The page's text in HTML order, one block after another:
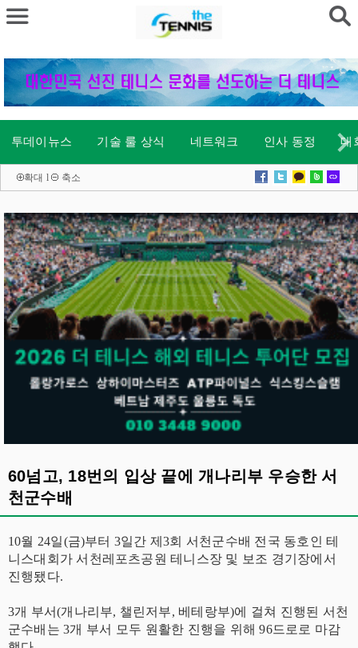
투데이뉴스 기술 룰 상식 네트워크 인사 동정 대
확대 l 축소
60넘고, 18번의 입상 끝에 개나리부 우승한 서
천군수배
10월 24일(금)부터 3일간 제3회 서천군수배 전국 동호인 테
니스대회가 서천레포츠공원 테니스장 및 보조 경기장에서
진행됐다.
3개 부서(개나리부, 챌린저부, 베테랑부)에 걸쳐 진행된 서천
군수배는 3개 부서 모두 원활한 진행을 위해 96드로로 마감